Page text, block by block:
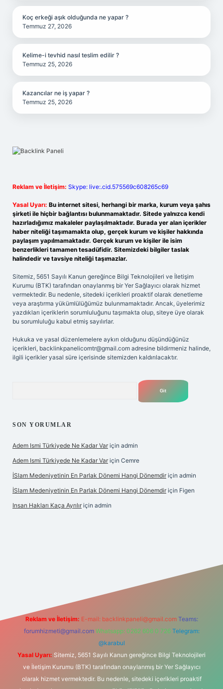
Koç erkeği aşık olduğunda ne yapar ?
Temmuz 27, 2026
Kelime-i tevhid nasıl teslim edilir ?
Temmuz 25, 2026
Kazancılar ne iş yapar ?
Temmuz 25, 2026
Reklam ve İletişim: Skype: live:.cid.575569c608265c69
Yasal Uyarı: Bu internet sitesi, herhangi bir marka, kurum veya şahıs
şirketi ile hiçbir bağlantısı bulunmamaktadır. Sitede yalnızca kendi
hazırladığımız makaleler paylaşılmaktadır. Burada yer alan içerikler
haber niteliği taşımamakta olup, gerçek kurum ve kişiler hakkında
paylaşım yapılmamaktadır. Gerçek kurum ve kişiler ile isim
benzerlikleri tamamen tesadüfidir. Sitemizdeki bilgiler taslak
halindedir ve tavsiye niteliği taşımazlar.
Sitemiz, 5651 Sayılı Kanun gereğince Bilgi Teknolojileri ve İletişim
Kurumu (BTK) tarafından onaylanmış bir Yer Sağlayıcı olarak hizmet
vermektedir. Bu nedenle, sitedeki içerikleri proaktif olarak denetleme
veya araştırma yükümlülüğümüz bulunmamaktadır. Ancak, üyelerimiz
yazdıkları içeriklerin sorumluluğunu taşımakta olup, siteye üye olarak
bu sorumluluğu kabul etmiş sayılırlar.
Hukuka ve yasal düzenlemelere aykırı olduğunu düşündüğünüz
içerikleri, backlinkpanelicomtr@gmail.com adresine bildirmeniz halinde,
ilgili içerikler yasal süre içerisinde sitemizden kaldırılacaktır.
SON YORUMLAR
Adem Ismi Türkiyede Ne Kadar Var için admin
Adem Ismi Türkiyede Ne Kadar Var için Cemre
İSlam Medeniyetinin En Parlak Dönemi Hangi Dönemdir için admin
İSlam Medeniyetinin En Parlak Dönemi Hangi Dönemdir için Figen
Insan Hakları Kaça Ayrılır için admin
Reklam ve İletişim: E-mail: backlinkpaneli@gmail.com Teams:
forumhizmeti@gmail.com Whatsapp: 0262 606 0 726 Telegram:
@karabul
Yasal Uyarı: Sitemiz, 5651 Sayılı Kanun gereğince Bilgi Teknolojileri
ve İletişim Kurumu (BTK) tarafından onaylanmış bir Yer Sağlayıcı
olarak hizmet vermektedir. Bu nedenle, sitedeki içerikleri proaktif